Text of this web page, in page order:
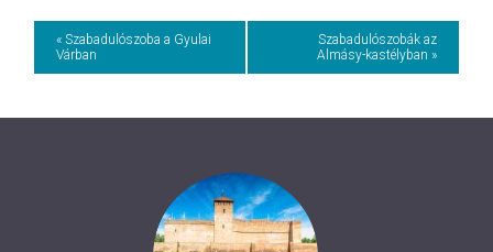
Event
Navigation
« Szabadulószoba a Gyulai
Várban
Szabadulószobák az
Almásy-kastélyban »